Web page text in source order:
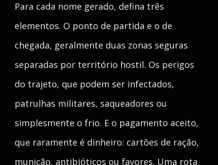
Para cada nome gerado, defina três
elementos. O ponto de partida e o de
chegada, geralmente duas zonas seguras
separadas por território hostil. Os perigos
do trajeto, que podem ser infectados,
patrulhas militares, saqueadores ou
simplesmente o frio. E o pagamento aceito,
que raramente é dinheiro: cartões de ração,
munição, antibióticos ou favores. Uma rota